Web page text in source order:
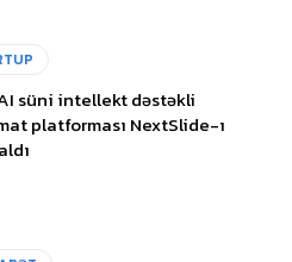
süni intellekt dəstəkli
platforması NextSlide-ı